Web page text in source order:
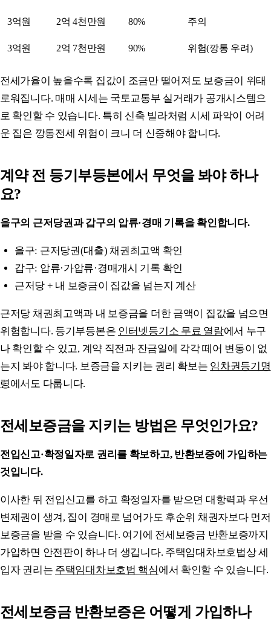
3억원 2억 4천만원 80% 주의
3억원 2억 7천만원 90% 위험(깡통 우려)
전세가율이 높을수록 집값이 조금만 떨어져도 보증금이 위태
로워집니다. 매매 시세는 국토교통부 실거래가 공개시스템으
로 확인할 수 있습니다. 특히 신축 빌라처럼 시세 파악이 어려
운 집은 깡통전세 위험이 크니 더 신중해야 합니다.
계약 전 등기부등본에서 무엇을 봐야 하나
요?
을구의 근저당권과 갑구의 압류·경매 기록을 확인합니다.
을구: 근저당권(대출) 채권최고액 확인
갑구: 압류·가압류·경매개시 기록 확인
근저당 + 내 보증금이 집값을 넘는지 계산
근저당 채권최고액과 내 보증금을 더한 금액이 집값을 넘으면
위험합니다. 등기부등본은 인터넷등기소 무료 열람에서 누구
나 확인할 수 있고, 계약 직전과 잔금일에 각각 떼어 변동이 없
는지 봐야 합니다. 보증금을 지키는 권리 확보는 임차권등기명
령에서도 다룹니다.
전세보증금을 지키는 방법은 무엇인가요?
전입신고·확정일자로 권리를 확보하고, 반환보증에 가입하는
것입니다.
이사한 뒤 전입신고를 하고 확정일자를 받으면 대항력과 우선
변제권이 생겨, 집이 경매로 넘어가도 후순위 채권자보다 먼저
보증금을 받을 수 있습니다. 여기에 전세보증금 반환보증까지
가입하면 안전판이 하나 더 생깁니다. 주택임대차보호법상 세
입자 권리는 주택임대차보호법 핵심에서 확인할 수 있습니다.
전세보증금 반환보증은 어떻게 가입하나